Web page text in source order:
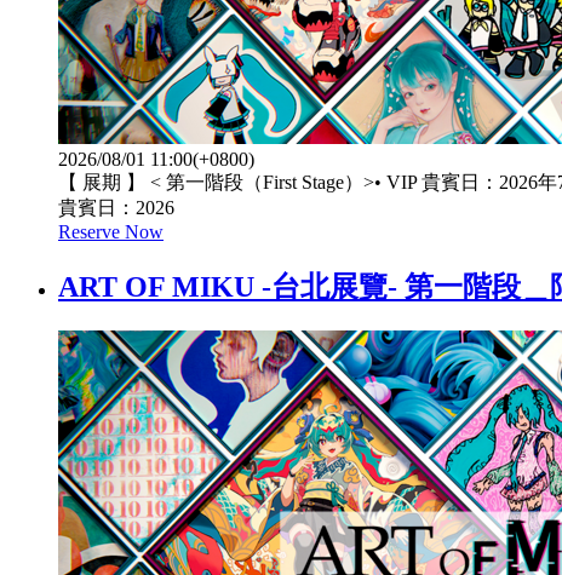
2026/08/01 11:00(+0800)
【 展期 】 < 第一階段（First Stage）>• VIP 貴賓日：2026
貴賓日：2026
Reserve Now
ART OF MIKU -台北展覽- 第一階段＿